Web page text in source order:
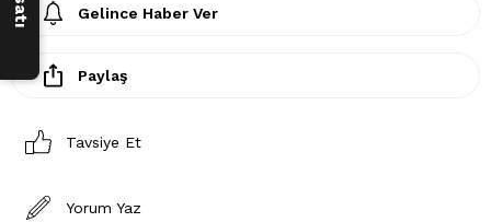
Gelince Haber Ver
Paylaş
Tavsiye Et
Yorum Yaz